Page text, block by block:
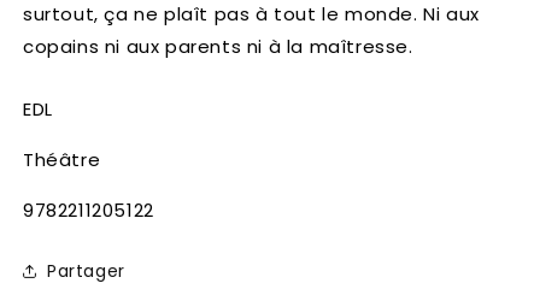
surtout, ça ne plaît pas à tout le monde. Ni aux
copains ni aux parents ni à la maîtresse.
EDL
Théâtre
SKU:
9782211205122
Partager